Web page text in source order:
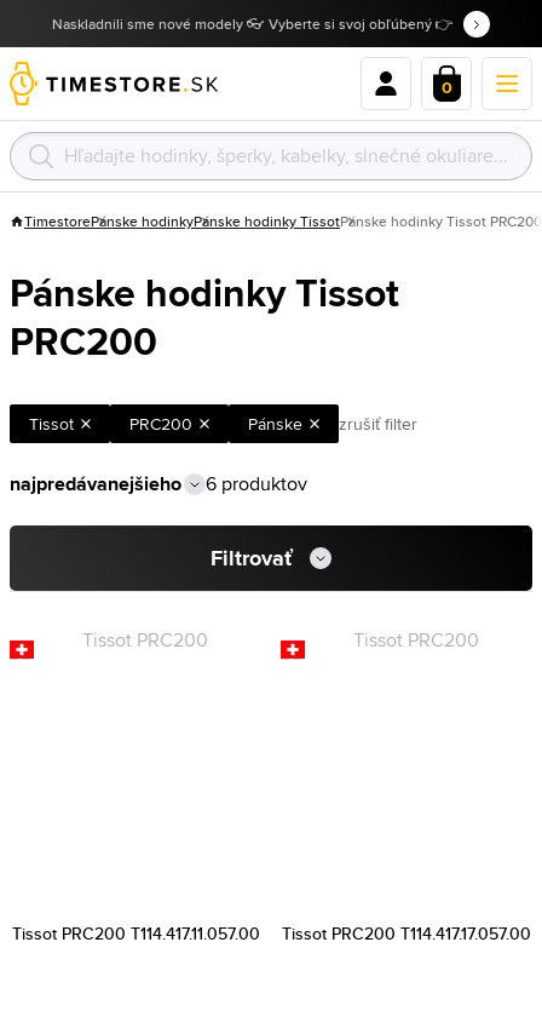
Naskladnili sme nové modely 👓 Vyberte si svoj obľúbený 👉
0
TimestorePánske hodinkyPánske hodinky TissotPánske hodinky Tissot PRC200
Pánske hodinky Tissot
PRC200
Tissot PRC200 Pánske zrušiť filter
6 produktov
Filtrovať
Tissot PRC200 T114.417.11.057.00 Tissot PRC200 T114.417.17.057.00